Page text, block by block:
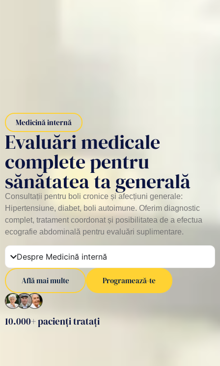
Medicină internă
Evaluări medicale
complete pentru
sănătatea ta generală
Consultații pentru boli cronice și afecțiuni generale:
Hipertensiune, diabet, boli autoimune. Oferim diagnostic
complet, tratament coordonat și posibilitatea de a efectua
ecografie abdominală pentru evaluări suplimentare.
Despre Medicină internă
Află mai multe Programează-te
10.000+ pacienți tratați